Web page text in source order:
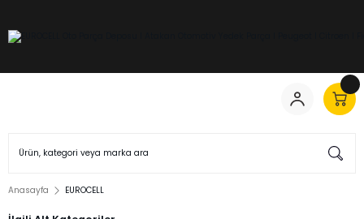
Anasayfa EUROCELL